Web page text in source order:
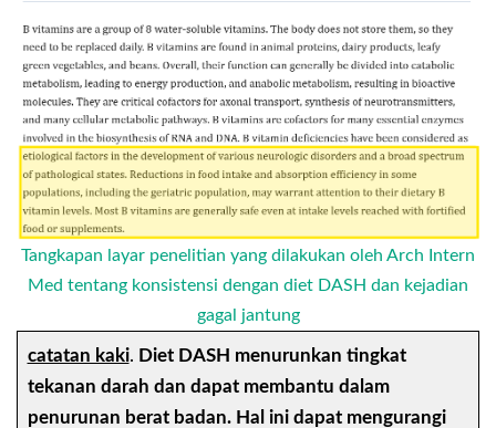
Tangkapan layar penelitian yang dilakukan oleh Arch Intern
Med tentang konsistensi dengan diet DASH dan kejadian
gagal jantung
catatan kaki. Diet DASH menurunkan tingkat
tekanan darah dan dapat membantu dalam
penurunan berat badan. Hal ini dapat mengurangi